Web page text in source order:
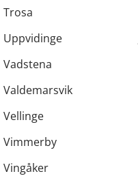
Trosa
Uppvidinge
Vadstena
Valdemarsvik
Vellinge
Vimmerby
Vingåker